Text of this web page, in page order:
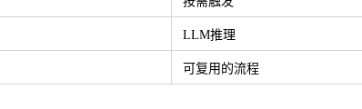
LLM推理
可复用的流程